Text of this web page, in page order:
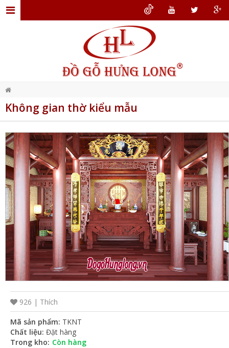
ĐỒ
GỖ
THẤT
THIẾT
KẾ
NỘI
THẤT
DỊCH
VỤ
TIN
TỨC
HỆ
THỐNG
CỬA
HÀNG
Không gian thờ kiểu mẫu
926 | Thích
Mã sản phẩm: TKNT
Chất liệu: Đặt hàng
Trong kho: Còn hàng